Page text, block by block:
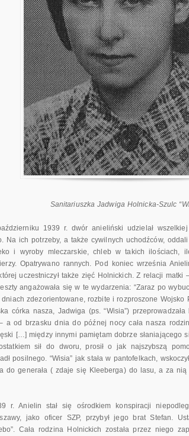
Sanitariuszka Jadwiga Holnicka-Szulc
1939 r. dwór anieliński udzielał wszelkiej
Na ich potrzeby, a także cywilnych uchodźców,
i wyroby mleczarskie, chleb w takich ilościach,
Opatrywano rannych. Pod koniec września
uczestniczył także zięć Holnickich. Z relacji
angażowała się w te wydarzenia: “Zaraz po
zdezorientowane, rozbite i rozproszone Wojsko
córka nasza, Jadwiga (ps. “Wisia”)
a od brzasku dnia do późnej nocy cała nasza
[…] między innymi pamiętam dobrze słaniającego
sił do dworu, prosił o jak najszybszą
posilnego. “Wisia” jak stała w pantofelkach,
do generała ( zdaje się Kleeberga) do lasu, a za
r. Anielin stał się ośrodkiem konspiracji
jako oficer SZP, przybył jego brat Stefan.
Cała rodzina Holnickich została przez niego